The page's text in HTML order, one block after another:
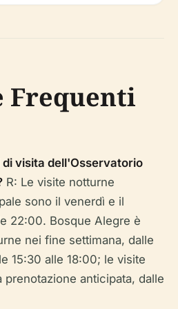
Frequenti
di visita dell'Osservatorio
R: Le visite notturne
sono il venerdì e il
22:00. Bosque Alegre è
nei fine settimana, dalle
15:30 alle 18:00; le visite
anticipata, dalle